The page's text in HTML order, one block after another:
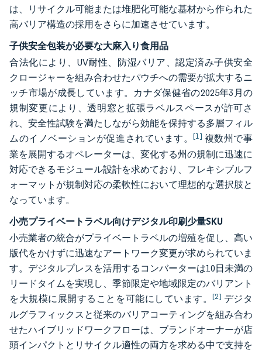
は、リサイクル可能または堆肥化可能な基材から作られた
高バリア構造の採用をさらに加速させています。
子供安全包装が必要な大麻入り食用品
合法化により、UV耐性、防湿バリア、認定済み子供安全
クロージャーを組み合わせたパウチへの需要が拡大するニ
ッチ市場が成長しています。カナダ保健省の2025年3月の
規制変更により、透明窓と拡張ラベルスペースが許可さ
れ、安全性試験を満たしながら効能を保持する多層フィル
ムのイノベーションが促進されています。[1] 複数州で事
業を展開するオペレーターは、変化する州の規制に迅速に
対応できるモジュール設計を求めており、フレキシブルフ
ォーマットが規制対応の柔軟性において理想的な選択肢と
なっています。
小売プライベートラベル向けデジタル印刷少量SKU
小売業者の統合がプライベートラベルの増殖を促し、高い
版代をかけずに迅速なアートワーク変更が求められていま
す。デジタルプレスを活用するコンバーターは10日未満の
リードタイムを実現し、季節限定や地域限定のバリアント
を大規模に展開することを可能にしています。[2] デジタ
ルグラフィックスと従来のバリアコーティングを組み合わ
せたハイブリッドワークフローは、ブランドオーナーが店
頭インパクトとリサイクル適性の両方を求める中で支持を